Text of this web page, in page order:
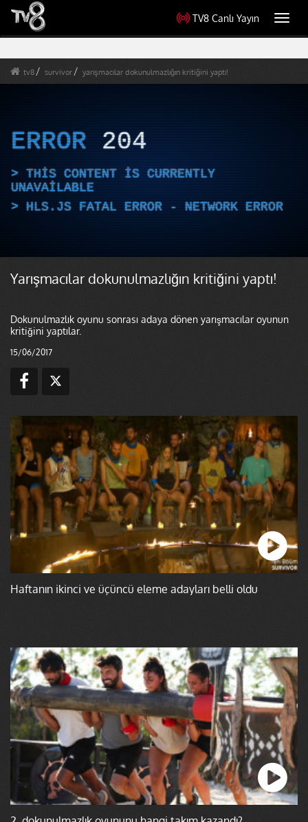
TV8 Canlı Yayın
tv8 survivor yarışmacılar dokunulmazlığın kritiğini yaptı!
ERROR 204
THIS CONTENT IS CURRENTLY
UNAVAILABLE
HLS.JS FATAL ERROR - NETWORK ERROR
Yarışmacılar dokunulmazlığın kritiğini yaptı!
Dokunulmazlık oyunu sonrası adaya dönen yarışmacılar oyunun
kritiğini yaptılar.
15/06/2017
Haftanın ikinci ve üçüncü eleme adayları belli oldu